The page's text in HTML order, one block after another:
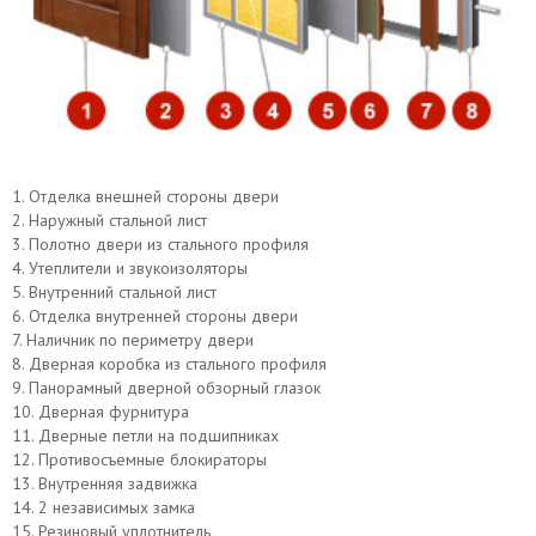
Верхний замок САМ Нижний замок МосРентген
1. Отделка внешней стороны двери
2. Наружный стальной лист
3. Полотно двери из стального профиля
4. Утеплители и звукоизоляторы
5. Внутренний стальной лист
6. Отделка внутренней стороны двери
7. Наличник по периметру двери
8. Дверная коробка из стального профиля
9. Панорамный дверной обзорный глазок
10. Дверная фурнитура
11. Дверные петли на подшипниках
12. Противосъемные блокираторы
13. Внутренняя задвижка
14. 2 независимых замка
15. Резиновый уплотнитель